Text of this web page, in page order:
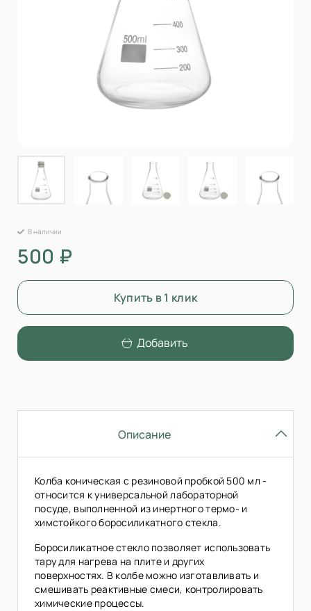
В наличии
500 ₽
Купить в 1 клик
Добавить
Описание
Колба коническая с резиновой пробкой 500 мл -
относится к универсальной лабораторной
посуде, выполненной из инертного термо- и
химстойкого боросиликатного стекла.
Боросиликатное стекло позволяет использовать
тару для нагрева на плите и других
поверхностях. В колбе можно изготавливать и
смешивать реактивные смеси, контролировать
химические процессы.